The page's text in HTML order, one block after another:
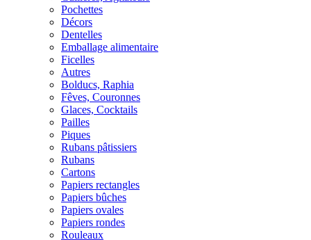
Pochettes
Décors
Dentelles
Emballage alimentaire
Ficelles
Autres
Bolducs, Raphia
Fêves, Couronnes
Glaces, Cocktails
Pailles
Piques
Rubans pâtissiers
Rubans
Cartons
Papiers rectangles
Papiers bûches
Papiers ovales
Papiers rondes
Rouleaux